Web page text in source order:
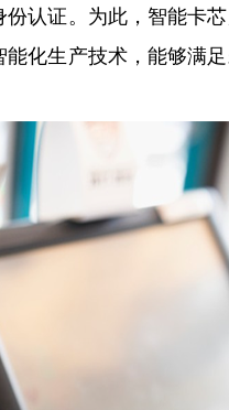
认证。为此，智能卡芯
化生产技术，能够满